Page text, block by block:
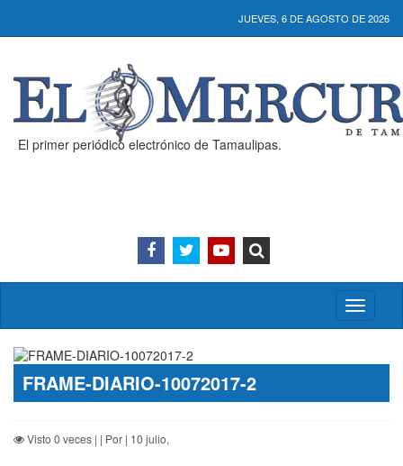
JUEVES, 6 DE AGOSTO DE 2026
El primer periódico electrónico de Tamaulipas.
Activar/
menú
FRAME-DIARIO-10072017-2
Visto 0 veces | | Por | 10 julio,